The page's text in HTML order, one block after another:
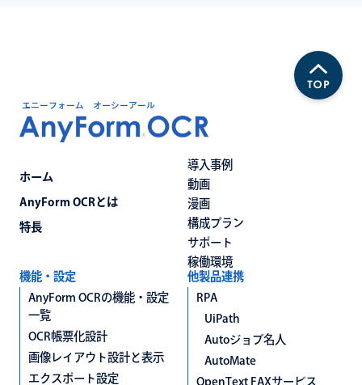
エニーフォーム オーシーアール
ホーム
AnyForm OCRとは
特長
機能・設定
AnyForm OCRの機能・設定
一覧
OCR帳票化設計
画像レイアウト設計と表示
エクスポート設定
他製品連携
RPA
UiPath
Autoジョブ名人
AutoMate
OpenText FAXサービス
導入事例
動画
漫画
構成プラン
サポート
稼働環境